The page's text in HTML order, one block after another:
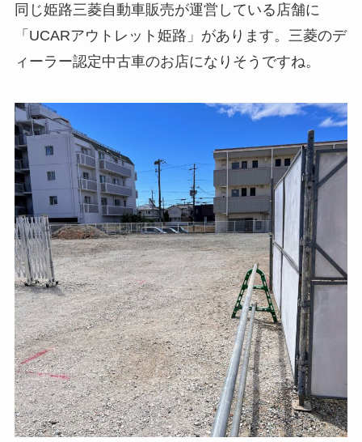
同じ姫路三菱自動車販売が運営している店舗に
「UCARアウトレット姫路」があります。三菱のデ
ィーラー認定中古車のお店になりそうですね。